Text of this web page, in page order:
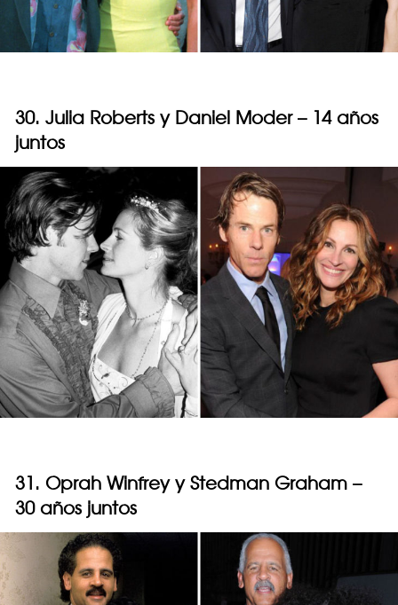
30. Julia Roberts y Daniel Moder – 14 años
juntos
31. Oprah Winfrey y Stedman Graham –
30 años juntos